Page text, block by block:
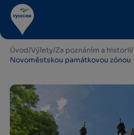
Úvod/Výlety/Za poznáním a historií/
Novoměstskou památkovou zónou